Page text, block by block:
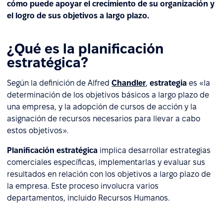
cómo puede apoyar el crecimiento de su organización y
el logro de sus objetivos a largo plazo.
¿Qué es la planificación
estratégica?
Según la definición de Alfred Chandler, estrategia es «la
determinación de los objetivos básicos a largo plazo de
una empresa, y la adopción de cursos de acción y la
asignación de recursos necesarios para llevar a cabo
estos objetivos».
Planificación estratégica implica desarrollar estrategias
comerciales específicas, implementarlas y evaluar sus
resultados en relación con los objetivos a largo plazo de
la empresa. Este proceso involucra varios
departamentos, incluido Recursos Humanos.